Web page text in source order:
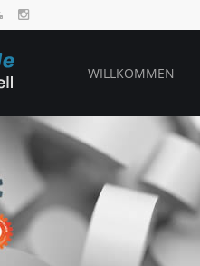
WILLKOMMEN